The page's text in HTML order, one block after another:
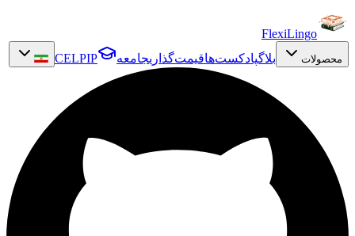
FlexiLingo
محصولات بلاگپادکست‌هاقیمت‌گذاریجامعه CELPIP